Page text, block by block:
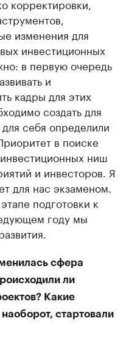
корректировки,
изменения для
инвестиционных
в первую очередь
и
кадры для этих
создать для
себя определили
в поиске
ниш
и инвесторов. Я
для нас экзаменом.
подготовки к
году мы
сфера
ли
Какие
стартовали